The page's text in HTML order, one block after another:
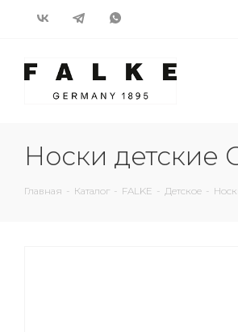
Носки детские
Главная - Каталог - FALKE - Детское -